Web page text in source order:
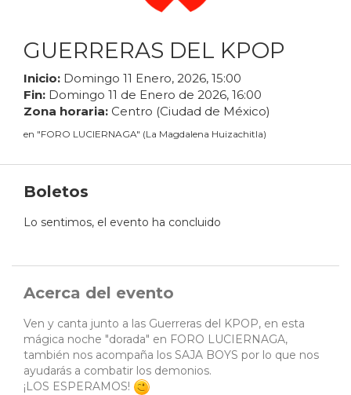
GUERRERAS DEL KPOP
Inicio: Domingo 11 Enero, 2026, 15:00
Fin: Domingo 11 de Enero de 2026, 16:00
Zona horaria: Centro (Ciudad de México)
en "FORO LUCIERNAGA" (La Magdalena Huizachitla)
Boletos
Lo sentimos, el evento ha concluido
Acerca del evento
Ven y canta junto a las Guerreras del KPOP, en esta
mágica noche "dorada" en FORO LUCIERNAGA,
también nos acompaña los SAJA BOYS por lo que nos
ayudarás a combatir los demonios.
¡LOS ESPERAMOS!